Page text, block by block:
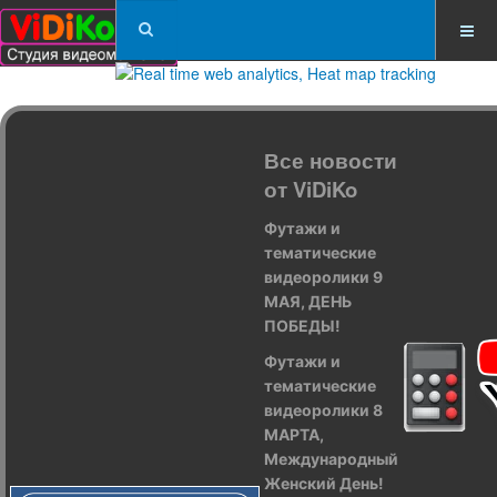
Все новости
от ViDiKo
Футажи и
тематические
видеоролики 9
МАЯ, ДЕНЬ
ПОБЕДЫ!
Футажи и
тематические
видеоролики 8
МАРТА,
Международный
Женский День!